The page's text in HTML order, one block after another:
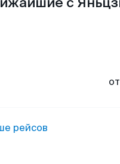
от
рейсов